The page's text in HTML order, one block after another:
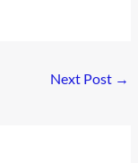
Next Post →